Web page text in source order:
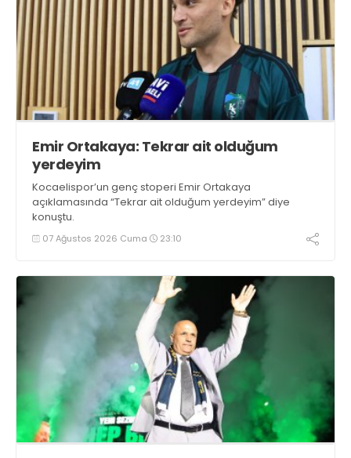
Emir Ortakaya: Tekrar ait olduğum
yerdeyim
Kocaelispor’un genç stoperi Emir Ortakaya
açıklamasında “Tekrar ait olduğum yerdeyim” diye
konuştu.
07 Ağustos 2026 Cuma 23:10